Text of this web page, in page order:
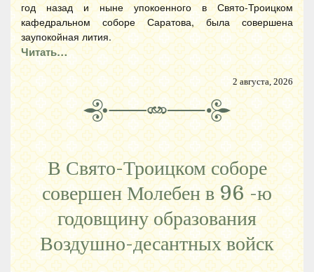
год назад и ныне упокоенного в Свято-Троицком
кафедральном соборе Саратова, была совершена
заупокойная лития.
Читать…
2 августа, 2026
В Свято-Троицком соборе
совершен Молебен в 96 -ю
годовщину образования
Воздушно-десантных войск